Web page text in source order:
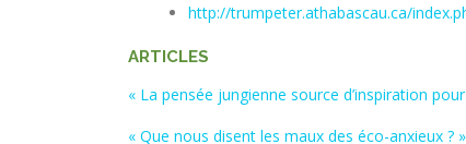
http://trumpeter.athabascau.ca/
ARTICLES
« La pensée jungienne source d’inspiration
« Que nous disent les maux des éco-anxieux